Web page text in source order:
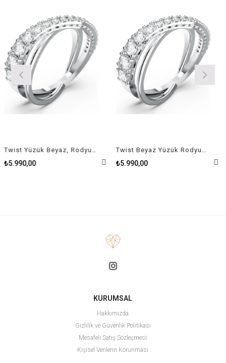
Twist Yüzük Beyaz, Rodyum kaplama Size 50
₺5.990,00
Twist Beyaz Yüzük Rodyum Kaplama Size 58
₺5.990,00
KURUMSAL
Hakkımızda
Gizlilik ve Güvenlik Politikası
Mesafeli Satış Sözleşmesi
Kişisel Verilerin Korunması